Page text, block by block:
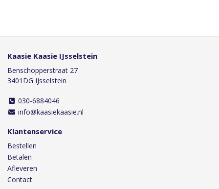
Kaasie Kaasie IJsselstein
Benschopperstraat 27
3401DG IJsselstein
030-6884046
info@kaasiekaasie.nl
Klantenservice
Bestellen
Betalen
Afleveren
Contact